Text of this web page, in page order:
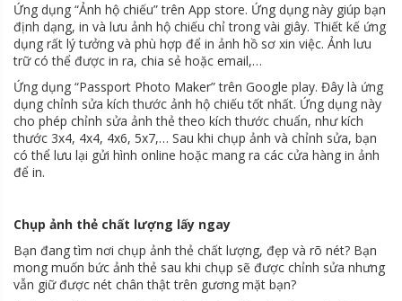
Ứng dụng “Ảnh hộ chiếu” trên App store. Ứng dụng này giúp bạn
định dạng, in và lưu ảnh hộ chiếu chỉ trong vài giây. Thiết kế ứng
dụng rất lý tưởng và phù hợp để in ảnh hồ sơ xin việc. Ảnh lưu
trữ có thể được in ra, chia sẻ hoặc email,…
Ứng dụng “Passport Photo Maker” trên Google play. Đây là ứng
dụng chỉnh sửa kích thước ảnh hộ chiếu tốt nhất. Ứng dụng này
cho phép chỉnh sửa ảnh thẻ theo kích thước chuẩn, như kích
thước 3x4, 4x4, 4x6, 5x7,… Sau khi chụp ảnh và chỉnh sửa, bạn
có thể lưu lại gửi hình online hoặc mang ra các cửa hàng in ảnh
để in.
Chụp ảnh thẻ chất lượng lấy ngay
Bạn đang tìm nơi chụp ảnh thẻ chất lượng, đẹp và rõ nét? Bạn
mong muốn bức ảnh thẻ sau khi chụp sẽ được chỉnh sửa nhưng
vẫn giữ được nét chân thật trên gương mặt bạn?